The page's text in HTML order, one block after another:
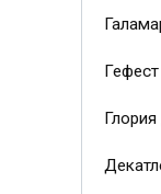
Гефест